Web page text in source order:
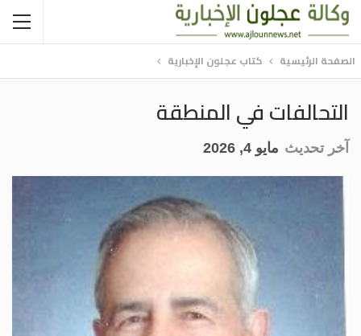
الصفحة الرئيسية كتاب عجلون الإخبارية
التحالفات في المنطقة
آخر تحديث مايو 4, 2026